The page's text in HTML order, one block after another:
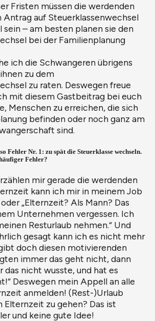
Fristen müssen die werdenden
auf Steuerklassenwechsel
sein – am besten planen sie den
bei der Familienplanung
ich die Schwangeren übrigens
zu dem
zu raten. Deswegen freue
mit diesem Gastbeitrag bei euch
Menschen zu erreichen, die sich
befinden oder noch ganz am
sind.
Fehler Nr. 1: zu spät die Steuerklasse wechseln.
Fehler?
mir gerade die werdenden
kann ich mir in meinem Job
„Elternzeit? Als Mann? Das
Unternehmen vergessen. Ich
Resturlaub nehmen.“ Und
gesagt kann ich es nicht mehr
doch diesen motivierenden
immer das geht nicht, dann
das nicht wusste, und hat es
​Deswegen mein Appell an alle
anmelden! (Rest-)Urlaub
zu gehen? Das ist
und keine gute Idee!